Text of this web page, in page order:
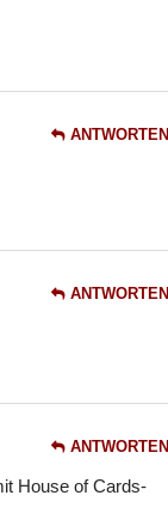
ANTWORTEN
ANTWORTEN
ANTWORTEN
House of Cards-